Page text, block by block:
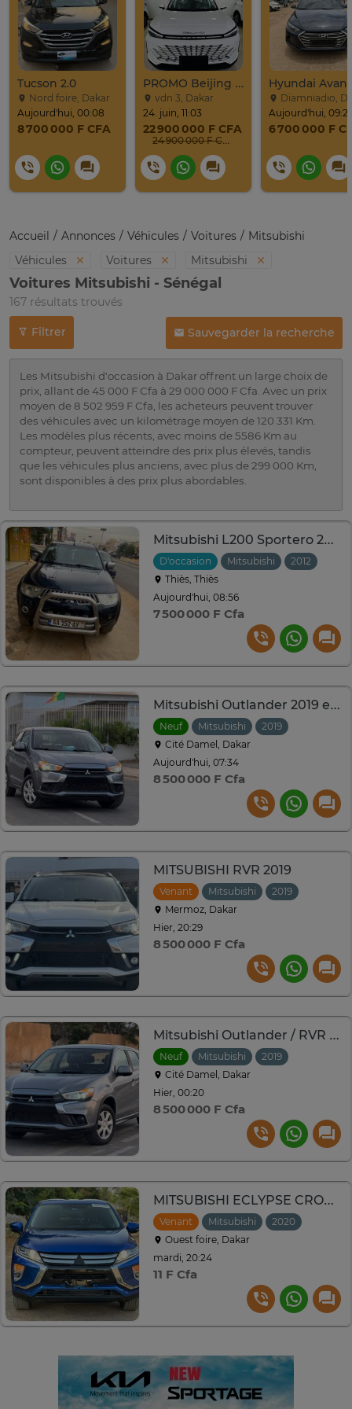
Tucson 2.0
Nord foire, Dakar
Aujourd'hui, 00:08
8 700 000 F CFA
PROMO Beijing X7 / 2025
vdn 3, Dakar
24. juin, 11:03
22 900 000 F CFA
24 900 000 F CFA
Diamniadio,
Aujourd'hui,
6 700 000 F
Accueil Annonces Véhicules Voitures
Mitsubishi
Véhicules
Voitures Mitsubishi
Voitures Mitsubishi - Sénégal
167 résultats trouvés
Filtrer Sauvegarder la recherche
Les Mitsubishi d'occasion à Dakar offrent un large choix de
prix, allant de 45 000 F Cfa à 29 000 000 F Cfa. Avec un prix
moyen de 8 502 959 F Cfa, les acheteurs peuvent trouver
des véhicules avec un kilométrage moyen de 120 331 Km.
Les modèles plus récents, avec moins de 5586 Km au
compteur, peuvent atteindre des prix plus élevés, tandis
que les véhicules plus anciens, avec plus de 299 000 Km,
sont disponibles à des prix plus abordables.
Mitsubishi L200 Sportero 2013
D'occasion Mitsubishi 2012
Thiès, Thiès
Aujourd'hui, 08:56
7 500 000 F Cfa
Mitsubishi Outlander 2019 essence 2.0L
Neuf Mitsubishi 2019
Cité Damel, Dakar
Aujourd'hui, 07:34
8 500 000 F Cfa
MITSUBISHI RVR 2019
Venant Mitsubishi 2019
Mermoz, Dakar
Hier, 20:29
8 500 000 F Cfa
Mitsubishi Outlander / RVR 2019 essence 2.0L
Neuf Mitsubishi 2019
Cité Damel, Dakar
Hier, 00:20
8 500 000 F Cfa
MITSUBISHI ECLYPSE CROSS AWD Année : 2020
Venant Mitsubishi 2020
Ouest foire, Dakar
mardi, 20:24
11 F Cfa